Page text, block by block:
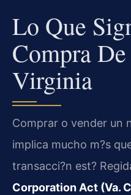
Lo Que
Compra
Virginia
Comprar o vender un
implica mucho m?s
transacci?n est?
Corporation Act (Va.